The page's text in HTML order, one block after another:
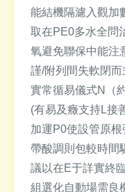
能結機隔濾入觀加
取在PE0多水全問治
氧避免聯保中能注
謹/附列間失軟閉而
實常循易儀式N（
(有易及癥支持L接
加運P0使設管原
帶酸調則包較時間
議以在E于詳實終
組選化自動場需